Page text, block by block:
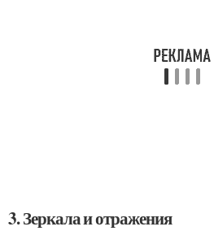
3. Зеркала и отражения